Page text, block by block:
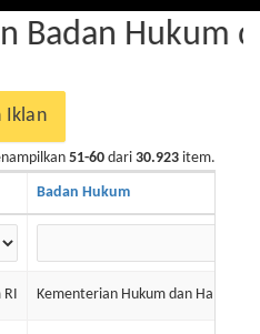
Badan Hukum
Iklan
51-60 dari 30.923 item.
Badan Hukum
RI Kementerian Hukum dan Ham RI